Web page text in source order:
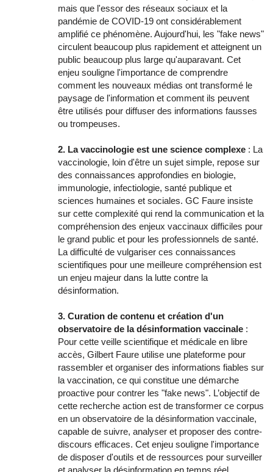
mais que l'essor des réseaux sociaux et la
pandémie de COVID-19 ont considérablement
amplifié ce phénomène. Aujourd'hui, les "fake news"
circulent beaucoup plus rapidement et atteignent un
public beaucoup plus large qu'auparavant. Cet
enjeu souligne l'importance de comprendre
comment les nouveaux médias ont transformé le
paysage de l'information et comment ils peuvent
être utilisés pour diffuser des informations fausses
ou trompeuses.
2. La vaccinologie est une science complexe : La
vaccinologie, loin d'être un sujet simple, repose sur
des connaissances approfondies en biologie,
immunologie, infectiologie, santé publique et
sciences humaines et sociales. GC Faure insiste
sur cette complexité qui rend la communication et la
compréhension des enjeux vaccinaux difficiles pour
le grand public et pour les professionnels de santé.
La difficulté de vulgariser ces connaissances
scientifiques pour une meilleure compréhension est
un enjeu majeur dans la lutte contre la
désinformation.
3. Curation de contenu et création d'un
observatoire de la désinformation vaccinale :
Pour cette veille scientifique et médicale en libre
accès, Gilbert Faure utilise une plateforme pour
rassembler et organiser des informations fiables sur
la vaccination, ce qui constitue une démarche
proactive pour contrer les "fake news". L’objectif de
cette recherche action est de transformer ce corpus
en un observatoire de la désinformation vaccinale,
capable de suivre, analyser et proposer des contre-
discours efficaces. Cet enjeu souligne l'importance
de disposer d'outils et de ressources pour surveiller
et analyser la désinformation en temps réel.